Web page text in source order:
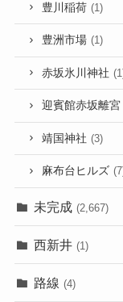
豊川稲荷 (1)
豊洲市場 (1)
赤坂氷川神社
迎賓館赤坂離宮
靖国神社 (3)
麻布台ヒルズ
未完成 (2,667)
西新井 (1)
路線 (4)